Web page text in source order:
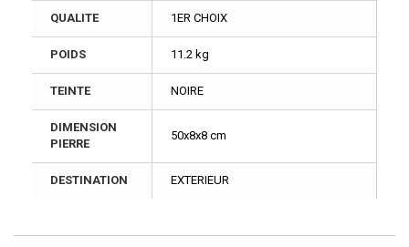
QUALITE 1ER CHOIX
POIDS 11.2 kg
TEINTE NOIRE
DIMENSION
PIERRE
50x8x8 cm
DESTINATION EXTERIEUR